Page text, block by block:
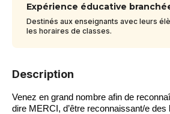
Expérience éducative
Destinés aux enseignants avec leurs
les horaires de classes.
Description
Venez en grand nombre afin de
dire MERCI, d’être reconnaissant/e